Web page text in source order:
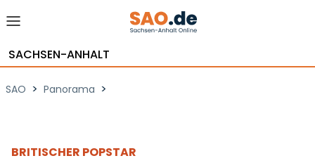
SACHSEN-ANHALT
SAO > Panorama >
BRITISCHER POPSTAR